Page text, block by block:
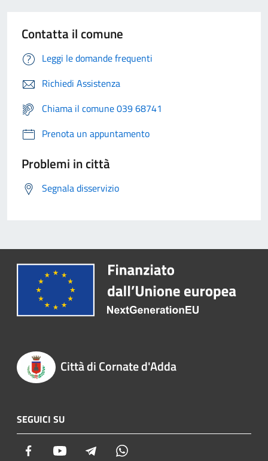
Contatta il comune
Leggi le domande frequenti
Richiedi Assistenza
Chiama il comune 039 68741
Prenota un appuntamento
Problemi in città
Segnala disservizio
Città di Cornate d'Adda
SEGUICI SU
Facebook Youtube Telegram